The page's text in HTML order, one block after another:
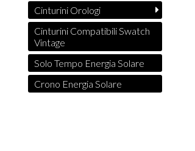
Cinturini Orologi
Cinturini Compatibili Swatch
Vintage
Solo Tempo Energia Solare
Crono Energia Solare